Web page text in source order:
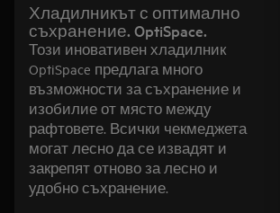
Хладилникът с оптимално
съхранение. OptiSpace.
Този иновативен хладилник
OptiSpace предлага много
възможности за съхранение и
изобилие от място между
рафтовете. Всички чекмеджета
могат лесно да се извадят и
закрепят отново за лесно и
удобно съхранение.